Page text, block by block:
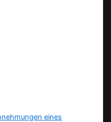
eines